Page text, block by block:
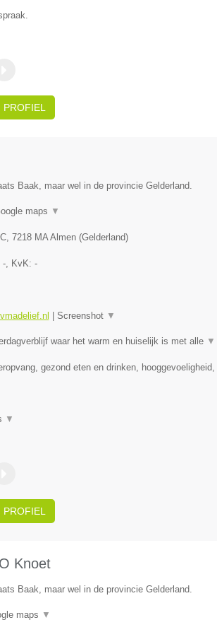
Baak, maar wel in de provincie Gelderland.
maps ▼
, 7218 MA Almen(Gelderland)
-, KvK: -
Screenshot ▼
waar het warm en huiselijk is met alle ▼
gezond eten en drinken, hooggevoeligheid,
▼
Knoet
Baak, maar wel in de provincie Gelderland.
maps ▼